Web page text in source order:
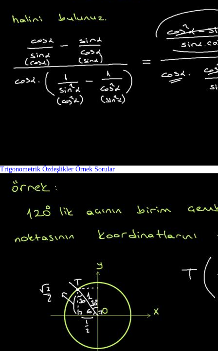
Trigonometrik Özdeşlikler Örnek Sorular